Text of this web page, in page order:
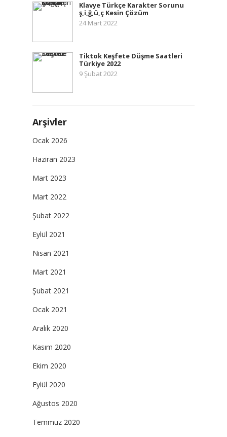
Klavye Türkçe Karakter Sorunu
ş,i,ğ,ü,ç Kesin Çözüm
24 Mart 2022
Tiktok Keşfete Düşme Saatleri
Türkiye 2022
9 Şubat 2022
Arşivler
Ocak 2026
Haziran 2023
Mart 2023
Mart 2022
Şubat 2022
Eylül 2021
Nisan 2021
Mart 2021
Şubat 2021
Ocak 2021
Aralık 2020
Kasım 2020
Ekim 2020
Eylül 2020
Ağustos 2020
Temmuz 2020